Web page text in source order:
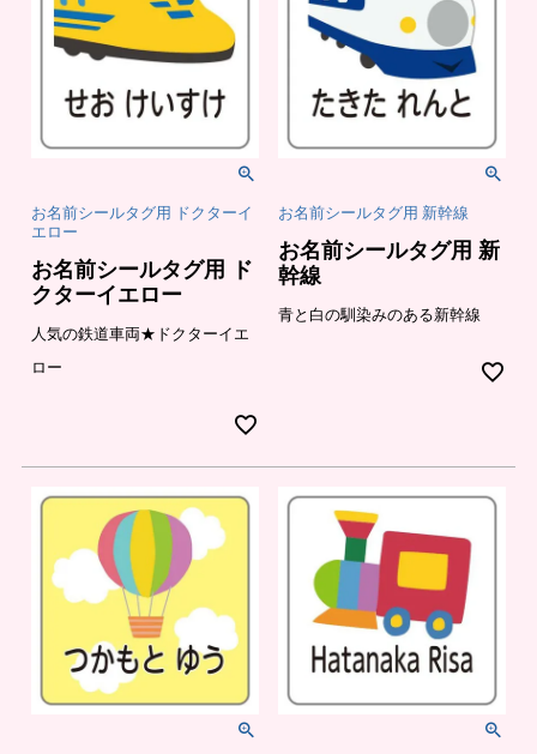
お名前シールタグ用 ドクターイ
エロー
お名前シールタグ用 ド
クターイエロー
人気の鉄道車両★ドクターイエ
ロー
お名前シールタグ用 新幹線
お名前シールタグ用 新
幹線
青と白の馴染みのある新幹線